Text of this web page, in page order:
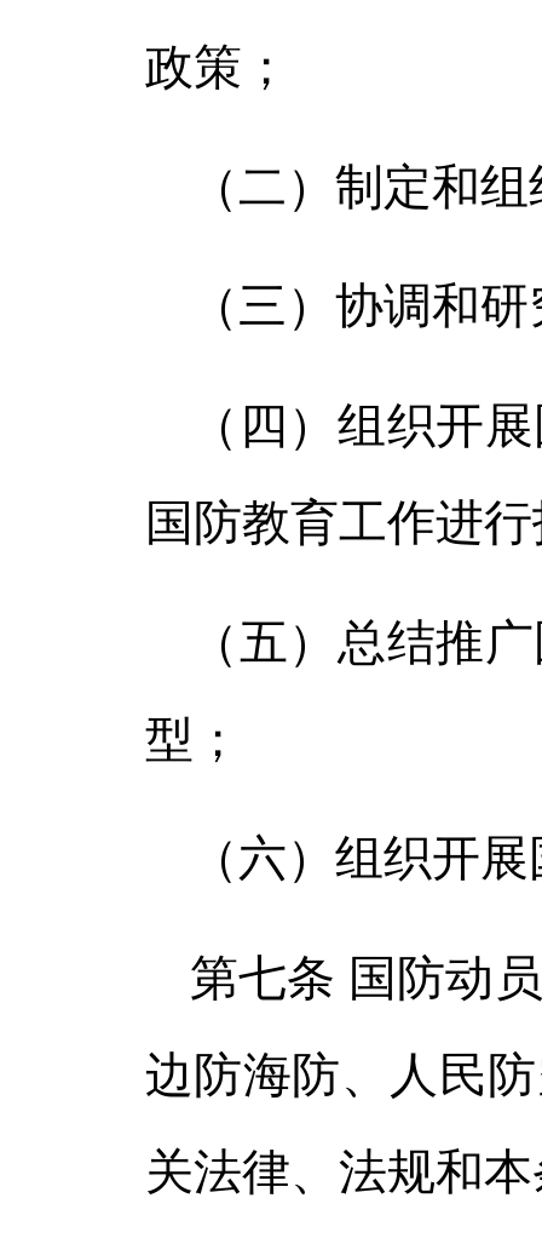
政策；
（二）制定和
（三）协调和
（四）组织开
国防教育工作进
（五）总结推
型；
（六）组织开
第七条 国防动
边防海防、人民
关法律、法规和